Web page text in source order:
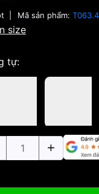
Mã sản phẩm:
size
tự: